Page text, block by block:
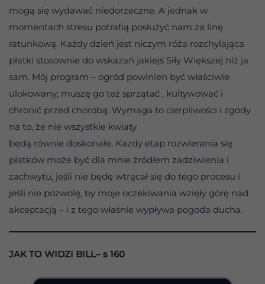
mogą się wydawać niedorzeczne. A jednak w
momentach stresu potrafią posłużyć nam za linę
ratunkową. Każdy dzień jest niczym róża rozchylająca
płatki stosownie do wskazań jakiejś Siły Większej niż ja
sam. Mój program – ogród powinien być właściwie
ulokowany; muszę go też sprzątać , kultywować i
chronić przed chorobą. Wymaga to cierpliwości i zgody
na to, że nie wszystkie kwiaty
będą równie doskonałe. Każdy etap rozwierania się
płatków może być dla mnie źródłem zadziwienia i
zachwytu, jeśli nie będę wtrącał się do tego procesu i
jeśli nie pozwolę, by moje oczekiwania wzięły górę nad
akceptacją – i z tego właśnie wypływa pogoda ducha.
JAK TO WIDZI BILL– s 160